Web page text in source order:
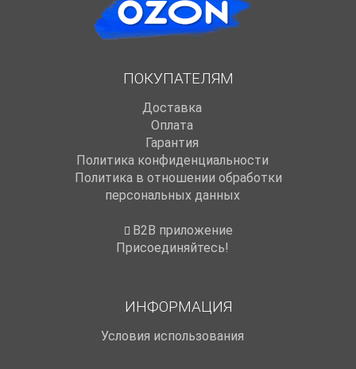
ПОКУПАТЕЛЯМ
Доставка
Оплата
Гарантия
Политика конфиденциальности
Политика в отношении обработки
персональных данных
B2B приложение
Присоединяйтесь!
ИНФОРМАЦИЯ
Условия использования